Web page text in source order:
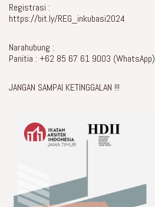
Registrasi :
https://bit.ly/REG_inkubasi2024
Narahubung :
Panitia : +62 85 67 61 9003 (WhatsApp)
JANGAN SAMPAI KETINGGALAN !!!